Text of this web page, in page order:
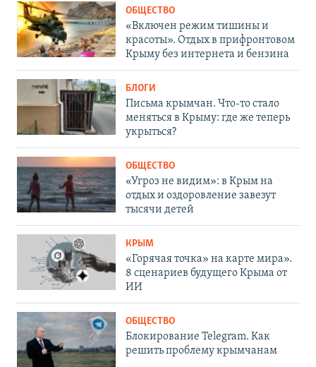
ОБЩЕСТВО
«Включен режим тишины и
красоты». Отдых в прифронтовом
Крыму без интернета и бензина
БЛОГИ
Письма крымчан. Что-то стало
меняться в Крыму: где же теперь
укрыться?
ОБЩЕСТВО
«Угроз не видим»: в Крым на
отдых и оздоровление завезут
тысячи детей
КРЫМ
«Горячая точка» на карте мира».
8 сценариев будущего Крыма от
ИИ
ОБЩЕСТВО
Блокирование Telegram. Как
решить проблему крымчанам